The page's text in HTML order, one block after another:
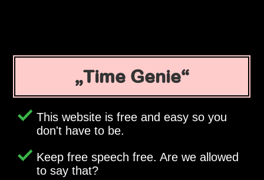
Time Genie
This website is free and easy so you
don't have to be.
Keep free speech free. Are we allowed
to say that?